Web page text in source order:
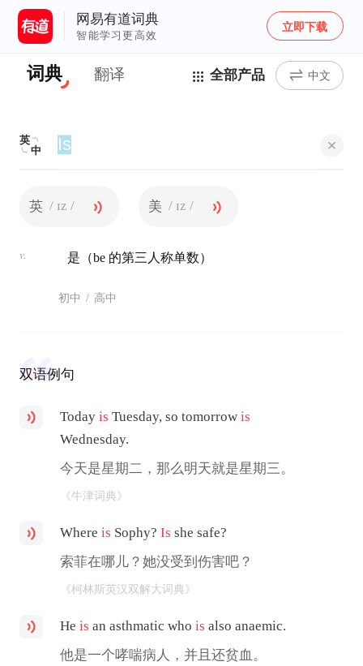
网易有道词典
智能学习更高效
立即下载
词典 翻译 全部产品 中文
英
中
英 / ɪz / 美 / ɪz /
v. 是（be 的第三人称单数）
初中 / 高中
双语例句
Todayis Tuesday, so tomorrowis
Wednesday.
今天是星期二，那么明天就是星期三。
《牛津词典》
Whereis Sophy?Is she safe?
索菲在哪儿？她没受到伤害吧？
《柯林斯英汉双解大词典》
Heis an asthmatic whois also anaemic.
他是一个哮喘病人，并且还贫血。